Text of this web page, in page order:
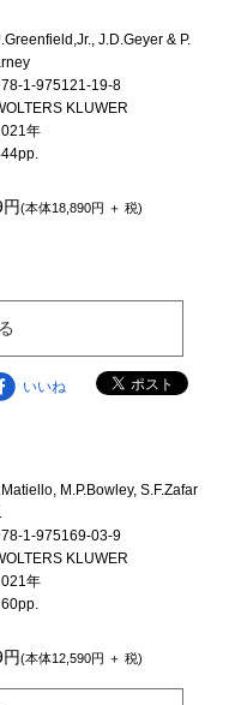
J.D.Geyer & P.
1-975121-19-8
KLUWER
年
円(本体18,890円 ＋ 税)
いいね
M.P.Bowley, S.F.Zafar
1-975169-03-9
KLUWER
年
円(本体12,590円 ＋ 税)